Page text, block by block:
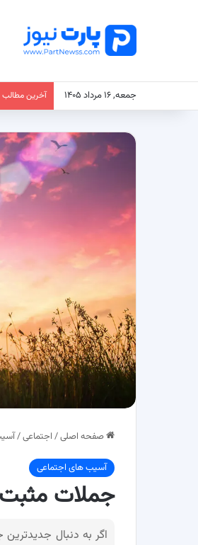
جمعه, ۱۶ مرداد ۱۴۰۵ آخرین مطالب
صفحه اصلی/ اجتماعی/
آسیب های اجتماعی
جملات مثبت
اگر به دنبال